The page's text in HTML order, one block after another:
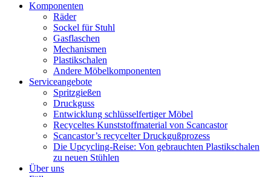
Komponenten
Räder
Sockel für Stuhl
Gasflaschen
Mechanismen
Plastikschalen
Andere Möbelkomponenten
Serviceangebote
Spritzgießen
Druckguss
Entwicklung schlüsselfertiger Möbel
Recyceltes Kunststoffmaterial von Scancastor
Scancastor’s recycelter Druckgußprozess
Die Upcycling-Reise: Von gebrauchten Plastikschalen
zu neuen Stühlen
Über uns